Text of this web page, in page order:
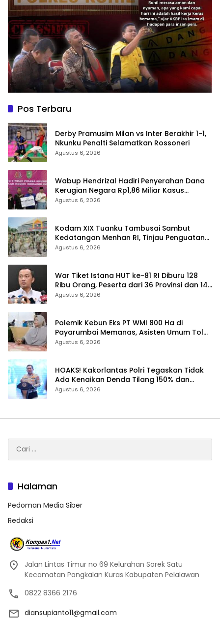
Pos Terbaru
Derby Pramusim Milan vs Inter Berakhir 1-1,
Nkunku Penalti Selamatkan Rossoneri
Agustus 6, 2026
Wabup Hendrizal Hadiri Penyerahan Dana
Kerugian Negara Rp1,86 Miliar Kasus
Korupsi BPR Indra Arta
Agustus 6, 2026
Kodam XIX Tuanku Tambusai Sambut
Kedatangan Menhan RI, Tinjau Penguatan
Yonif TP di Bengkalis dan Kampar
Agustus 6, 2026
War Tiket Istana HUT ke-81 RI Diburu 128
Ribu Orang, Peserta dari 36 Provinsi dan 14
Negara
Agustus 6, 2026
Polemik Kebun Eks PT WMI 800 Ha di
Payarumbai Memanas, Asisten Umum Tolak
Dikelola Agrinas dan Tantang Presiden
Agustus 6, 2026
HOAKS! Kakorlantas Polri Tegaskan Tidak
Ada Kenaikan Denda Tilang 150% dan
Tilang Manual Menyeluruh
Agustus 6, 2026
untuk:
Halaman
Pedoman Media Siber
Redaksi
Jalan Lintas Timur no 69 Kelurahan Sorek Satu
Kecamatan Pangkalan Kuras Kabupaten Pelalawan
0822 8366 2176
diansupianto11@gmail.com